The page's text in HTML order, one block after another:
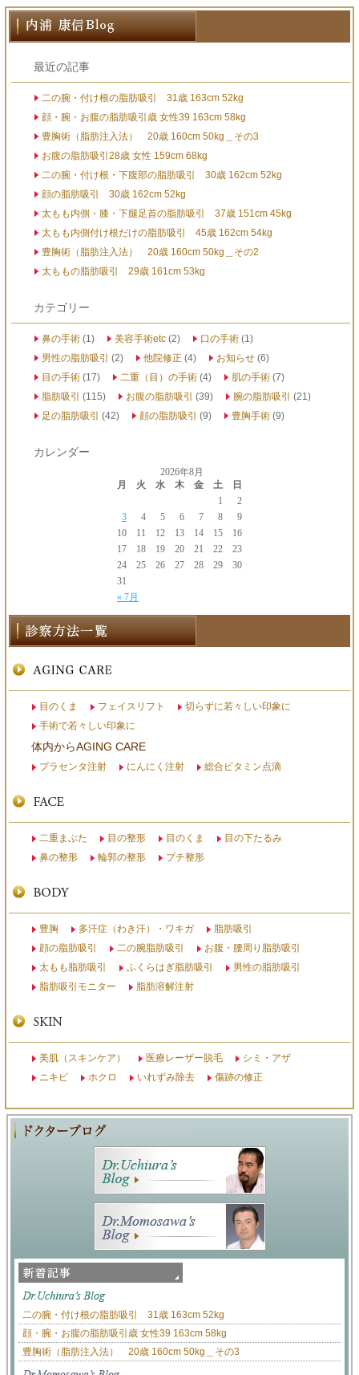
最近の記事
二の腕・付け根の脂肪吸引 31歳 163cm 52kg
顔・腕・お腹の脂肪吸引歳 女性39 163cm 58kg
豊胸術（脂肪注入法） 20歳 160cm 50kg＿その3
お腹の脂肪吸引28歳 女性 159cm 68kg
二の腕・付け根・下腹部の脂肪吸引 30歳 162cm 52kg
顔の脂肪吸引 30歳 162cm 52kg
太もも内側・膝・下腿足首の脂肪吸引 37歳 151cm 45kg
太もも内側付け根だけの脂肪吸引 45歳 162cm 54kg
豊胸術（脂肪注入法） 20歳 160cm 50kg＿その2
太ももの脂肪吸引 29歳 161cm 53kg
カテゴリー
鼻の手術 (1) 美容手術etc (2) 口の手術 (1)
男性の脂肪吸引 (2) 他院修正 (4) お知らせ (6)
目の手術 (17) 二重（目）の手術 (4) 肌の手術 (7)
脂肪吸引 (115) お腹の脂肪吸引 (39) 腕の脂肪吸引 (21)
足の脂肪吸引 (42) 顔の脂肪吸引 (9) 豊胸手術 (9)
カレンダー
2026年8月
月
火 水 木 金 土 日
« 7月
1
2
3
4 5 6 7 8
9
10
11 12 13 14 15
16
17
18 19 20 21 22
23
24
25 26 27 28 29
30
31
目のくま フェイスリフト
切らずに若々しい印象に
手術で若々しい印象に
体内からAGING CARE
プラセンタ注射 にんにく注射 総合ビタミン点滴
二重まぶた 目の整形 目のくま
目の下たるみ
鼻の整形
輪郭の整形 プチ整形
豊胸 多汗症（わき汗）・ワキガ
脂肪吸引
顔の脂肪吸引
二の腕脂肪吸引
お腹・腰周り脂肪吸引
太もも脂肪吸引
ふくらはぎ脂肪吸引
男性の脂肪吸引
脂肪吸引モニター
脂肪溶解注射
美肌（スキンケア） 医療レーザー脱毛
シミ・アザ
ニキビ
ホクロ いれずみ除去 傷跡の修正
二の腕・付け根の脂肪吸引 31歳 163cm 52kg
顔・腕・お腹の脂肪吸引歳 女性39 163cm 58kg
豊胸術（脂肪注入法） 20歳 160cm 50kg＿その3